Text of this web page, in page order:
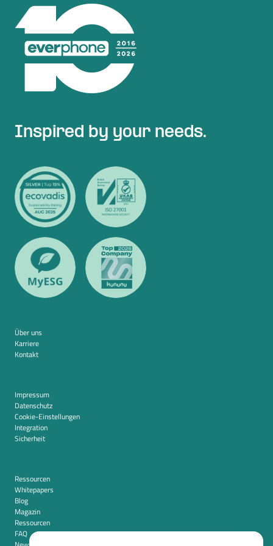
Inspired by your needs.
Über uns
Karriere
Kontakt
Impressum
Datenschutz
Cookie-Einstellungen
Integration
Sicherheit
Ressourcen
Whitepapers
Blog
Magazin
Ressourcen
FAQ